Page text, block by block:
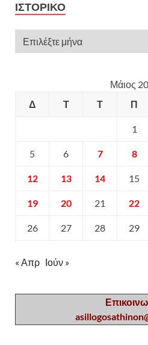
ΙΣΤΟΡΙΚΌ
Μάιος
Δ
Τ Τ Π
1
5 6 7 8
12 13 14 15
19 20 21 22
26 27 28 29
« Απρ Ιούν »